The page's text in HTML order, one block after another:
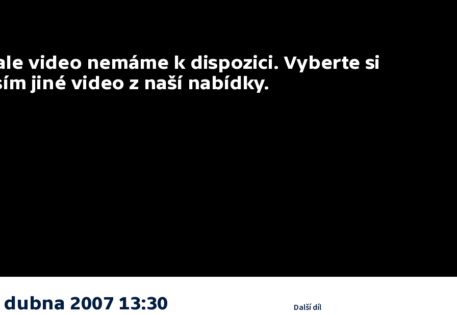
video nemáme k dispozici. Vyberte si
jiné video z naší nabídky.
dubna 2007 13:30 Další díl